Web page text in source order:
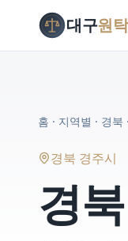
대구원탁
홈 · 지역별 · 경북 ·
경북 경주시
경